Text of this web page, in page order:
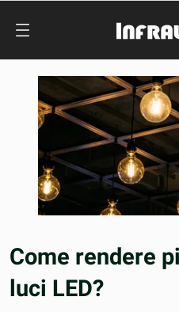
Come rendere
luci LED?